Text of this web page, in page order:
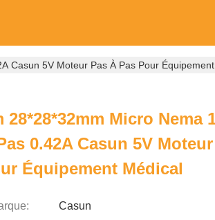
Casun 5V Moteur Pas À Pas Pour
28*28*32mm Micro Nema
0.42A Casun 5V
Équipement Médical
Casun